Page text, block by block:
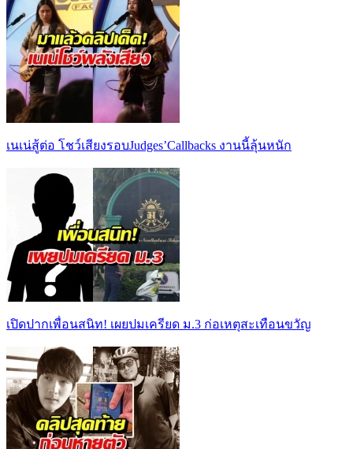
เนเน่สู้ต่อ โชว์เสียงรอบJudges’Callbacks งานนี้ลุ้นหนัก
เปิดปากเพื่อนสนิท! เผยปมเครียด ม.3 ก่อเหตุสะเทือนขวัญ